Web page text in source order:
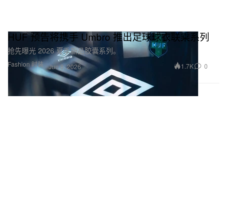
Fashion 时装
HUF 预告将携手 Umbro 推出足球球衣联乘系列
抢先曝光 2026 夏季新品胶囊系列。
Jun 8, 2026 1.7K 0